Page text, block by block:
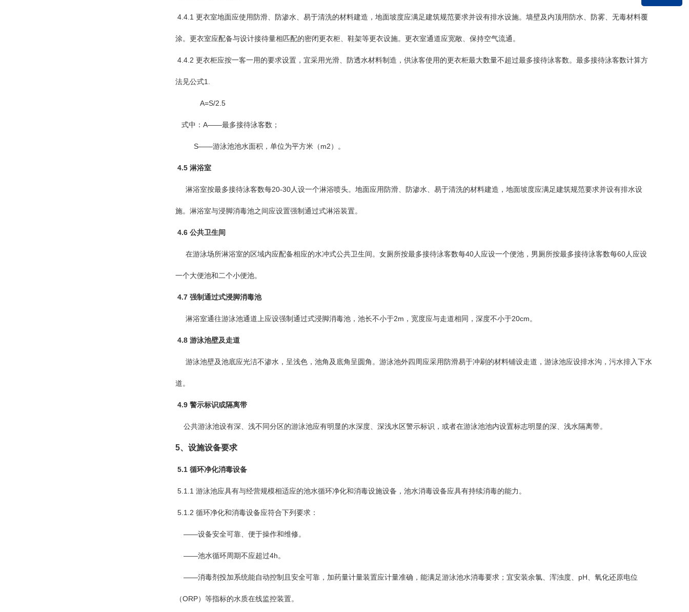
4.4.1 更衣室地面应使用防滑、防渗水、易于清洗的材料建造，地面坡度应满足建筑规范要求并设有排水设施。墙壁及内顶用防水、防雾、无毒材料覆
涂。更衣室应配备与设计接待量相匹配的密闭更衣柜、鞋架等更衣设施。更衣室通道应宽敞、保持空气流通。
4.4.2 更衣柜应按一客一用的要求设置，宜采用光滑、防透水材料制造，供泳客使用的更衣柜最大数量不超过最多接待泳客数。最多接待泳客数计算方
法见公式1.
A=S/2.5
式中：A——最多接待泳客数；
S——游泳池池水面积，单位为平方米（m2）。
4.5 淋浴室
淋浴室按最多接待泳客数每20-30人设一个淋浴喷头。地面应用防滑、防渗水、易于清洗的材料建造，地面坡度应满足建筑规范要求并设有排水设
施。淋浴室与浸脚消毒池之间应设置强制通过式淋浴装置。
4.6 公共卫生间
在游泳场所淋浴室的区域内应配备相应的水冲式公共卫生间。女厕所按最多接待泳客数每40人应设一个便池，男厕所按最多接待泳客数每60人应设
一个大便池和二个小便池。
4.7 强制通过式浸脚消毒池
淋浴室通往游泳池通道上应设强制通过式浸脚消毒池，池长不小于2m，宽度应与走道相同，深度不小于20cm。
4.8 游泳池壁及走道
游泳池壁及池底应光洁不渗水，呈浅色，池角及底角呈圆角。游泳池外四周应采用防滑易于冲刷的材料铺设走道，游泳池应设排水沟，污水排入下水
道。
4.9 警示标识或隔离带
公共游泳池设有深、浅不同分区的游泳池应有明显的水深度、深浅水区警示标识，或者在游泳池池内设置标志明显的深、浅水隔离带。
5、设施设备要求
5.1 循环净化消毒设备
5.1.1 游泳池应具有与经营规模相适应的池水循环净化和消毒设施设备，池水消毒设备应具有持续消毒的能力。
5.1.2 循环净化和消毒设备应符合下列要求：
——设备安全可靠、便于操作和维修。
——池水循环周期不应超过4h。
——消毒剂投加系统能自动控制且安全可靠，加药量计量装置应计量准确，能满足游泳池水消毒要求；宜安装余氯、浑浊度、pH、氧化还原电位
（ORP）等指标的水质在线监控装置。